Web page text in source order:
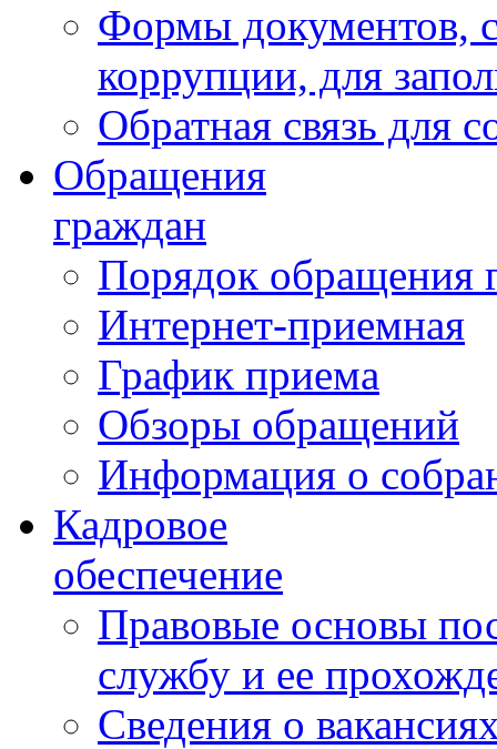
Формы документов,
коррупции, для
Обратная связь для
Обращения
граждан
Порядок обращения
Интернет-приемная
График приема
Обзоры обращений
Информация о
Кадровое
обеспечение
Правовые основы
службу и ее
Сведения о